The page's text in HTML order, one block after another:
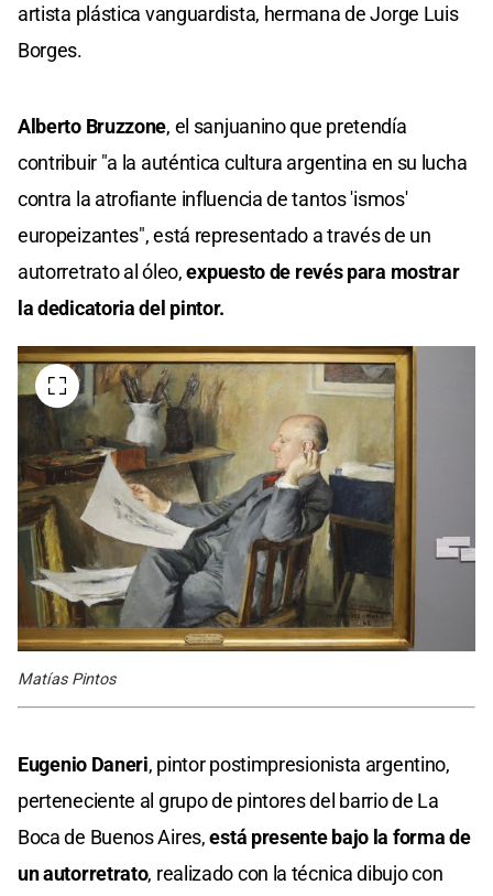
artista plástica vanguardista, hermana de Jorge Luis
Borges.
Alberto Bruzzone, el sanjuanino que pretendía
contribuir "a la auténtica cultura argentina en su lucha
contra la atrofiante influencia de tantos 'ismos'
europeizantes", está representado a través de un
autorretrato al óleo,expuesto de revés para mostrar
la dedicatoria del pintor.
Matías Pintos
Eugenio Daneri, pintor postimpresionista argentino,
perteneciente al grupo de pintores del barrio de La
Boca de Buenos Aires,está presente bajo la forma de
un autorretrato, realizado con la técnica dibujo con